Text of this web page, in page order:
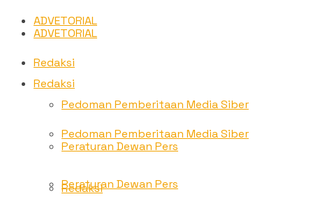
ADVETORIAL
Redaksi
Pedoman Pemberitaan Media Siber
Peraturan Dewan Pers
ADVETORIAL
Redaksi
Pedoman Pemberitaan Media Siber
Peraturan Dewan Pers
Redaksi